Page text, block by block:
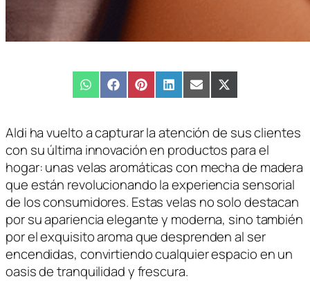
Compartir
en
WhatsAppCompartir
en
FacebookCompartir
en
PinterestCompartir
en
LinkedInCompartir
en
EmailCompartir
en
X
(Twitter)
Aldi ha vuelto a capturar la atención de sus clientes
con su última innovación en productos para el
hogar: unas velas aromáticas con mecha de madera
que están revolucionando la experiencia sensorial
de los consumidores. Estas velas no solo destacan
por su apariencia elegante y moderna, sino también
por el exquisito aroma que desprenden al ser
encendidas, convirtiendo cualquier espacio en un
oasis de tranquilidad y frescura.